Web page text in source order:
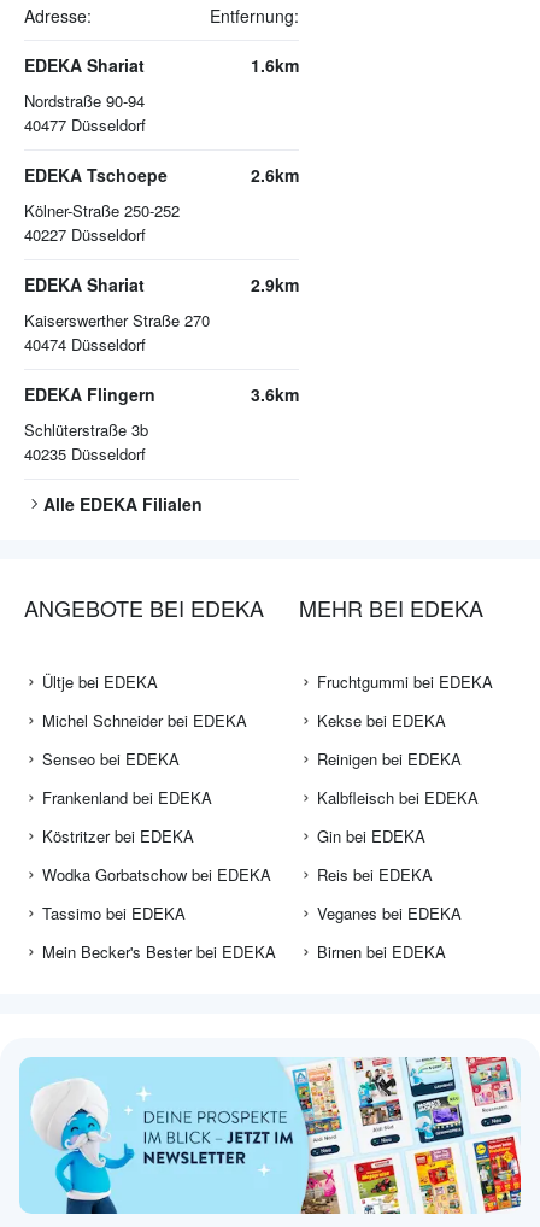
Adresse: Entfernung:
EDEKA Shariat
Nordstraße 90-94
40477 Düsseldorf
1.6km
EDEKA Tschoepe
Kölner-Straße 250-252
40227 Düsseldorf
2.6km
EDEKA Shariat
Kaiserswerther Straße 270
40474 Düsseldorf
2.9km
EDEKA Flingern
Schlüterstraße 3b
40235 Düsseldorf
3.6km
Alle EDEKA Filialen
ANGEBOTE BEI EDEKA
Ültje bei EDEKA
Michel Schneider bei EDEKA
Senseo bei EDEKA
Frankenland bei EDEKA
Köstritzer bei EDEKA
Wodka Gorbatschow bei EDEKA
Tassimo bei EDEKA
Mein Becker's Bester bei EDEKA
MEHR BEI EDEKA
Fruchtgummi bei EDEKA
Kekse bei EDEKA
Reinigen bei EDEKA
Kalbfleisch bei EDEKA
Gin bei EDEKA
Reis bei EDEKA
Veganes bei EDEKA
Birnen bei EDEKA